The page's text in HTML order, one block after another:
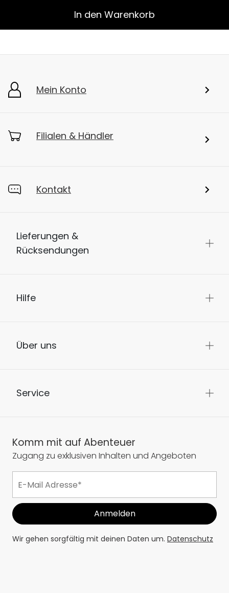
In den Warenkorb
Mein Konto
Filialen & Händler
Kontakt
Lieferungen &
Rücksendungen
Hilfe
Über uns
Service
Komm mit auf Abenteuer
Zugang zu exklusiven Inhalten und Angeboten
Wir gehen sorgfältig mit deinen Daten um. Datenschutz